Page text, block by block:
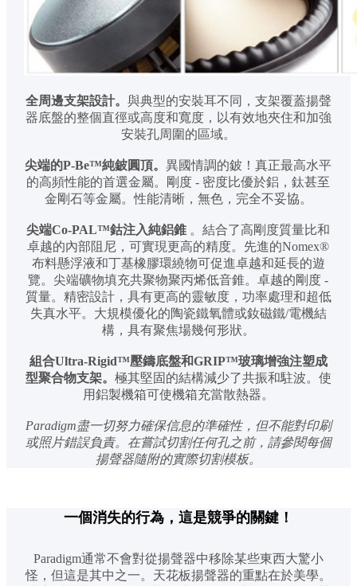
全周邊支架設計。 與典型的安裝耳不同，支架覆蓋揚聲
器底盤的整個直徑或高度和寬度，以有效地夾住和加強
安裝孔周圍的區域。
尖端的P-Be™純鈹圓頂。異國情調的鈹！真正最高水平
的高頻性能的首選金屬。剛度 - 密度比優於鋁，鈦甚至
金剛石等金屬。性能清晰，無色，完全不妥協。
尖端Co-PAL™鈷注入純鋁錐 。結合了高剛度質量比和
卓越的內部阻尼，可實現更高的精度。先進的Nomex®
布料懸浮液和丁基橡膠環繞物可促進卓越和延長的遊
覽。尖端礦物填充共聚物聚丙烯低音錐。卓越的剛度 -
質量。精密設計，具有更高的靈敏度，功率處理和超低
失真水平。大規模優化的陶瓷鐵氧體或釹磁鐵/電機結
構，具有聚焦場幾何形狀。
組合Ultra-Rigid™壓鑄底盤和GRIP™玻璃增強注塑成
型聚合物支架。 極其堅固的結構減少了共振和駐波。使
用鋁製機箱可使機箱充當散熱器。
Paradigm盡一切努力確保信息的準確性，但不能對印刷
或照片錯誤負責。在嘗試切割任何孔之前，請參閱每個
揚聲器隨附的實際切割模板。
一個消失的行為，這是競爭的關鍵！
Paradigm通常不會對從揚聲器中移除某些東西大驚小
怪，但這是其中之一。天花板揚聲器的重點在於美學。